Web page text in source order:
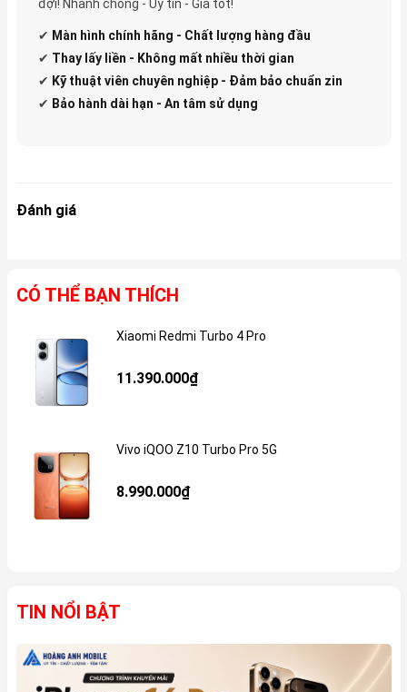
đợi! Nhanh chóng - Uy tín - Giá tốt!
✔ Màn hình chính hãng - Chất lượng hàng đầu
✔ Thay lấy liền - Không mất nhiều thời gian
✔ Kỹ thuật viên chuyên nghiệp - Đảm bảo chuẩn zin
✔ Bảo hành dài hạn - An tâm sử dụng
Đánh giá
CÓ THỂ BẠN THÍCH
Xiaomi Redmi Turbo 4 Pro
11.390.000₫
Vivo iQOO Z10 Turbo Pro 5G
8.990.000₫
TIN NỔI BẬT